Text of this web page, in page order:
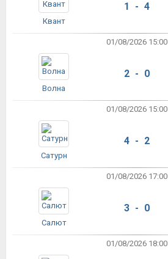
Квант
1 - 4
01/08/2026 15:00
Волна
2 - 0
01/08/2026 15:00
Сатурн
4 - 2
01/08/2026 17:00
Салют
3 - 0
01/08/2026 18:00